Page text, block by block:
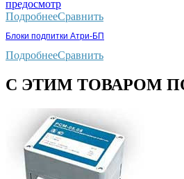
предосмотр
ПодробнееСравнить
Блоки подпитки Атри-БП
ПодробнееСравнить
С ЭТИМ ТОВАРОМ